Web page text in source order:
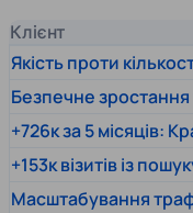
Клієнт
Якість проти
Безпечне зростання
+726к за 5 місяців:
+153к візитів із
Масштабування